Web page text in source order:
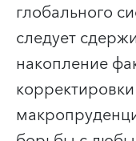
глобального
следует
накопление